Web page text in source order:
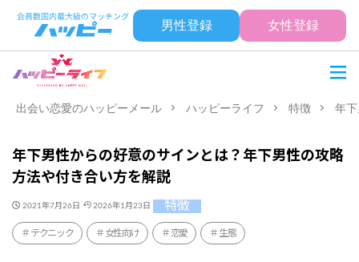
男性登録 女性登録
出会い恋愛のハッピーメール ハッピーライフ 特徴 年
年下男性からの好意のサインとは？年下男性の攻略
方法や付き合い方を解説
2021年7月26日 2026年1月23日 特徴
テクニック 女性向け 恋愛 生態